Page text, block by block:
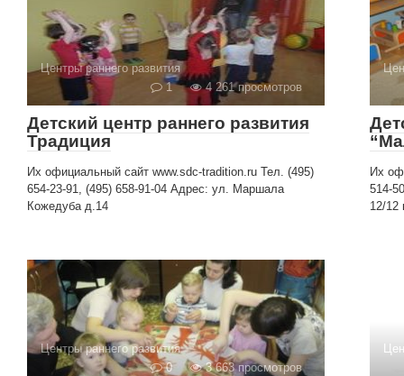
Центры раннего развития
1
4 261 просмотров
Детский центр раннего развития
Традиция
Их официальный сайт www.sdc-tradition.ru Тел. (495)
654-23-91, (495) 658-91-04 Адрес: ул. Маршала
Кожедуба д.14
Их
514-
12/12
Центры раннего развития
0
3 663 просмотров